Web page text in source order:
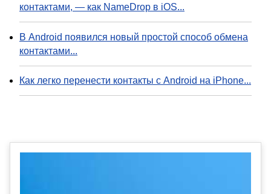
контактами, — как NameDrop в iOS...
В Android появился новый простой способ обмена
контактами...
Как легко перенести контакты с Android на iPhone...